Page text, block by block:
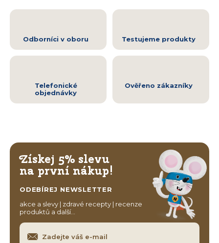
Odborníci v oboru Testujeme produkty
Telefonické
objednávky
Ověřeno zákazníky
Získej 5% slevu
na první nákup!
ODEBÍREJ NEWSLETTER
akce a slevy | zdravé recepty | recenze
produktů a další…